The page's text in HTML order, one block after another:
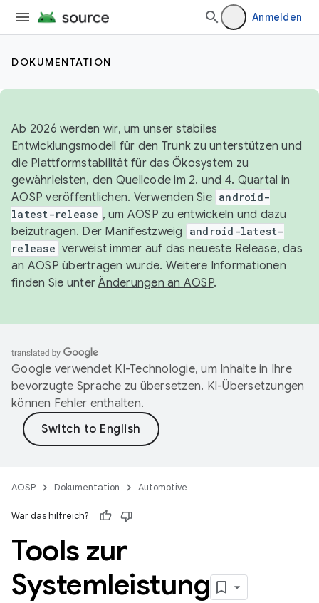
Anmelden
DOKUMENTATION
Ab 2026 werden wir, um unser stabiles
Entwicklungsmodell für den Trunk zu unterstützen und
die Plattformstabilität für das Ökosystem zu
gewährleisten, den Quellcode im 2. und 4. Quartal in
AOSP veröffentlichen. Verwenden Sie android-
latest-release , um AOSP zu entwickeln und dazu
beizutragen. Der Manifestzweig
android-latest-
release verweist immer auf das neueste Release, das
an AOSP übertragen wurde. Weitere Informationen
finden Sie unterÄnderungen an AOSP.
Google verwendet KI-Technologie, um Inhalte in Ihre
bevorzugte Sprache zu übersetzen. KI-Übersetzungen
können Fehler enthalten.
AOSP Dokumentation Automotive
War das hilfreich?
Tools zur
Systemleistung